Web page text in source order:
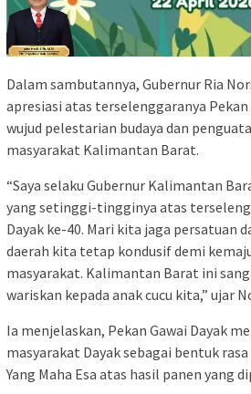
Dalam sambutannya, Gubernur Ria
apresiasi atas terselenggaranya Pekan
wujud pelestarian budaya dan
masyarakat Kalimantan Barat.
“Saya selaku Gubernur Kalimantan
yang setinggi-tingginya atas
Dayak ke-40. Mari kita jaga persatuan
daerah kita tetap kondusif demi
masyarakat. Kalimantan Barat ini
wariskan kepada anak cucu kita,” ujar
Ia menjelaskan, Pekan Gawai Dayak
masyarakat Dayak sebagai bentuk
Yang Maha Esa atas hasil panen yang